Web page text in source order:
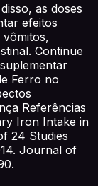
as doses
efeitos
Continue
Ferro no
Referências
Iron Intake in
24 Studies
Journal of